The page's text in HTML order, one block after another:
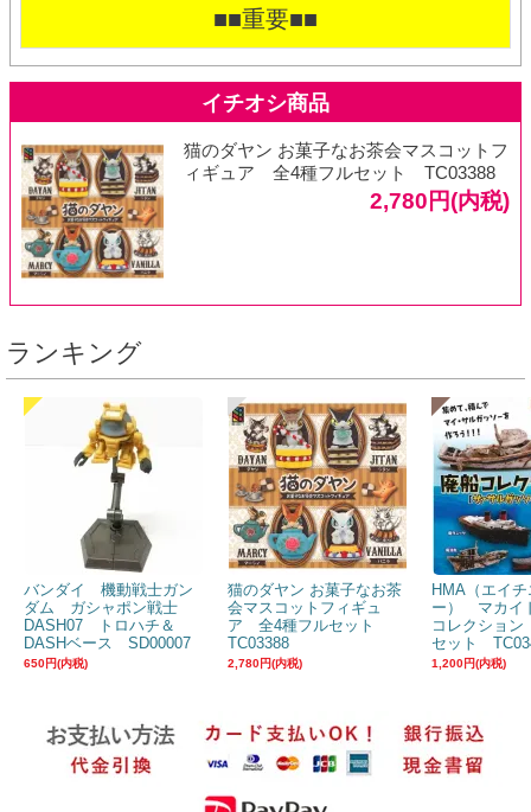
■■重要■■
猫のダヤン お菓子なお茶会マスコットフ
ィギュア 全4種フルセット TC03388
2,780円(内税)
ランキング
バンダイ 機動戦士ガン
ダム ガシャポン戦士
DASH07 トロハチ＆
DASHベース SD00007
650円(内税)
猫のダヤン お菓子なお茶
会マスコットフィギュ
ア 全4種フルセット
TC03388
2,780円(内税)
HMA（エイ
ー） マカイ
コレクショ
セット
1,200円(内税)